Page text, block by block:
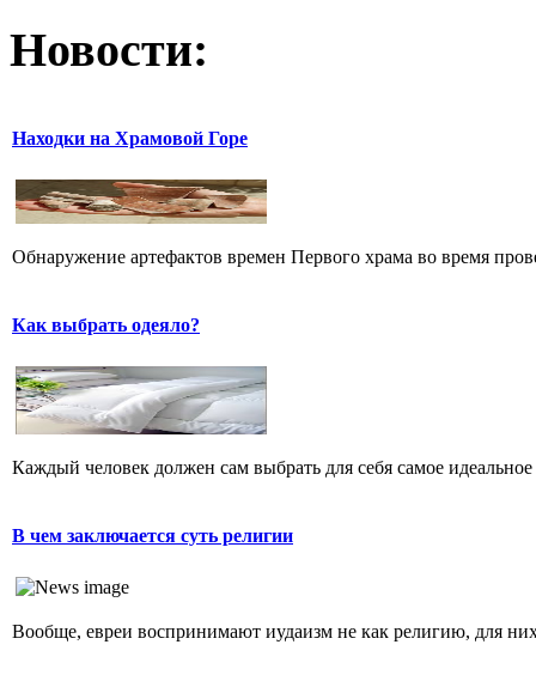
Новости:
Находки на Храмовой Горе
Обнаружение артефактов времен Первого храма во время
Как выбрать одеяло?
Каждый человек должен сам выбрать для себя самое
В чем заключается суть религии
Вообще, евреи воспринимают иудаизм не как религию, для